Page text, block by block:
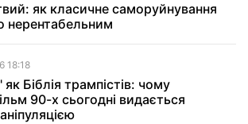
як класичне саморуйнування
нерентабельним
18:18
Біблія трампістів: чому
90-х сьогодні видається